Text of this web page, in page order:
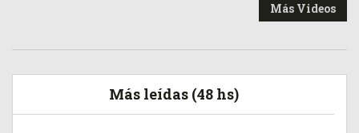
Más Videos
Más leídas (48 hs)